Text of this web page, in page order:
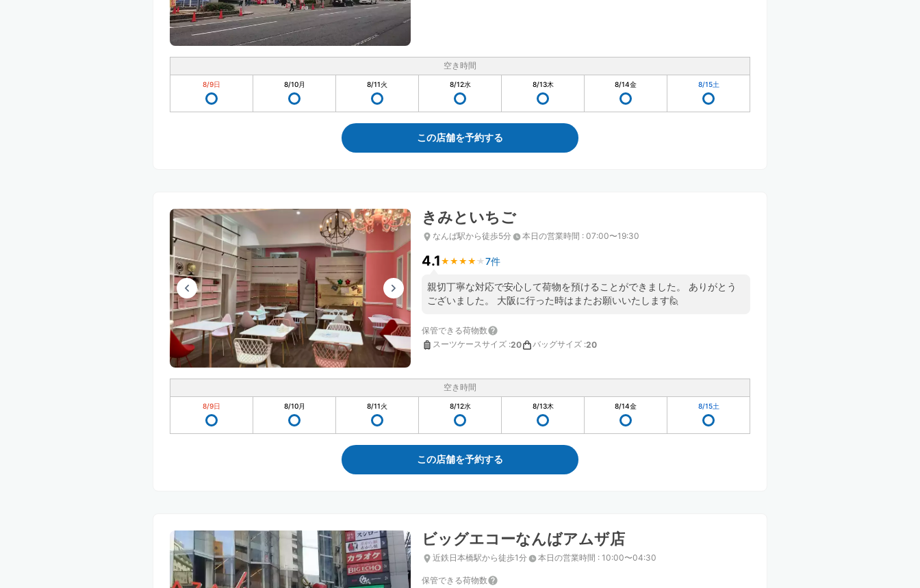
空き時間
8/9日 8/10月 8/11火 8/12水 8/13木 8/14金 8/15土
この店舗を予約する
きみといちご
なんば駅から徒歩5分 本日の営業時間 : 07:00〜19:30
4.1 ★ ★ ★ ★ ★
★ ★ ★ ★ ★ 7件
親切丁寧な対応で安心して荷物を預けることができました。 ありがとう
ございました。 大阪に行った時はまたお願いいたします🙋
保管できる荷物数
スーツケースサイズ :20 バッグサイズ :20
空き時間
8/9日 8/10月 8/11火 8/12水 8/13木 8/14金 8/15土
この店舗を予約する
ビッグエコーなんばアムザ店
近鉄日本橋駅から徒歩1分 本日の営業時間 : 10:00〜04:30
保管できる荷物数